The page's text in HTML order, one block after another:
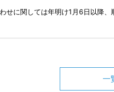
せに関しては年明け1月6日以降、
一